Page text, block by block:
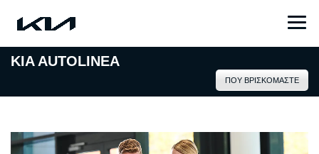
KIA AUTOLINEA
ΠΟΥ ΒΡΙΣΚΟΜΑΣΤΕ